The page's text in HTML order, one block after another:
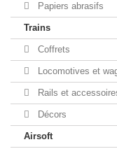
Papiers abrasifs
Trains
Coffrets
Locomotives et
Rails et
Décors
Airsoft